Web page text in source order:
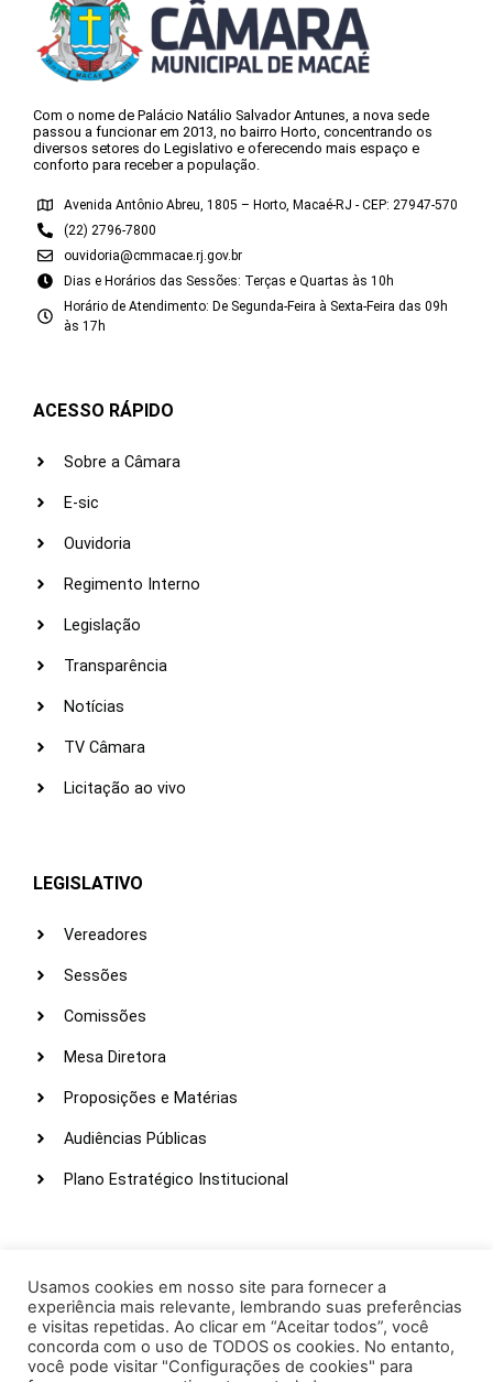
Com o nome de Palácio Natálio Salvador Antunes, a nova sede
passou a funcionar em 2013, no bairro Horto, concentrando os
diversos setores do Legislativo e oferecendo mais espaço e
conforto para receber a população.
Avenida Antônio Abreu, 1805 – Horto, Macaé-RJ - CEP: 27947-570
(22) 2796-7800
ouvidoria@cmmacae.rj.gov.br
Dias e Horários das Sessões: Terças e Quartas às 10h
Horário de Atendimento: De Segunda-Feira à Sexta-Feira das 09h
às 17h
ACESSO RÁPIDO
Sobre a Câmara
E-sic
Ouvidoria
Regimento Interno
Legislação
Transparência
Notícias
TV Câmara
Licitação ao vivo
LEGISLATIVO
Vereadores
Sessões
Comissões
Mesa Diretora
Proposições e Matérias
Audiências Públicas
Plano Estratégico Institucional
Webmail
Intranet
Administração
Usamos cookies em nosso site para fornecer a
experiência mais relevante, lembrando suas preferências
e visitas repetidas. Ao clicar em “Aceitar todos”, você
concorda com o uso de TODOS os cookies. No entanto,
você pode visitar "Configurações de cookies" para